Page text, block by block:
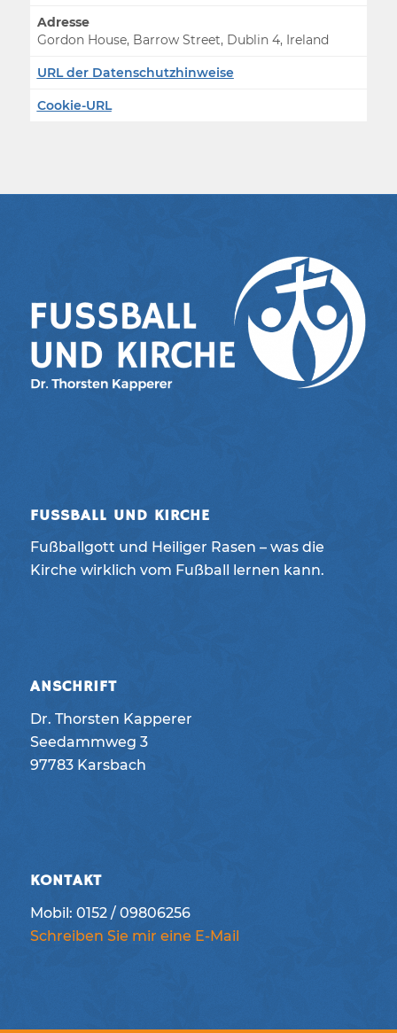
Adresse
Gordon House, Barrow Street, Dublin 4, Ireland
URL der Datenschutzhinweise
Cookie-URL
FUSSBALL UND KIRCHE
Fußballgott und Heiliger Rasen – was die
Kirche wirklich vom Fußball lernen kann.
ANSCHRIFT
Dr. Thorsten Kapperer
Seedammweg 3
97783 Karsbach
KONTAKT
Mobil: 0152 / 09806256
Schreiben Sie mir eine E-Mail